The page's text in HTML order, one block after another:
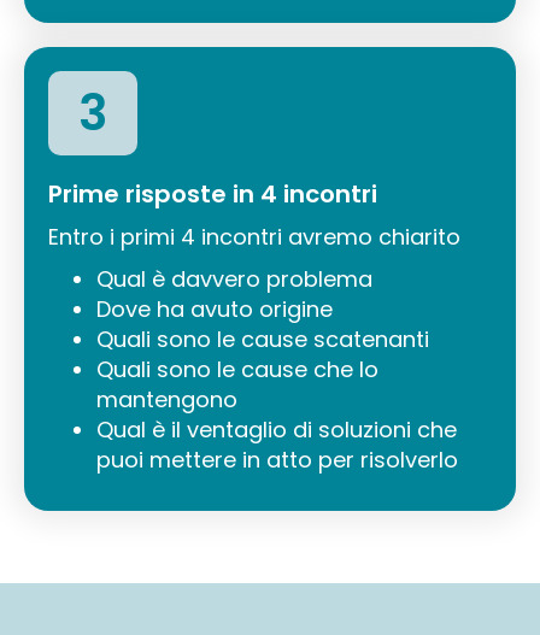
3
Prime risposte in 4 incontri
Entro i primi 4 incontri avremo chiarito
Qual è davvero problema
Dove ha avuto origine
Quali sono le cause scatenanti
Quali sono le cause che lo
mantengono
Qual è il ventaglio di soluzioni che
puoi mettere in atto per risolverlo